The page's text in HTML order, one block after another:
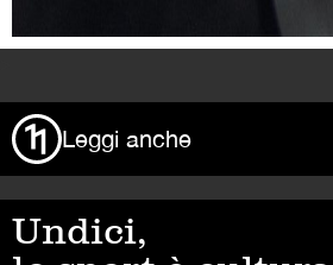
Leggi anche
Undici,